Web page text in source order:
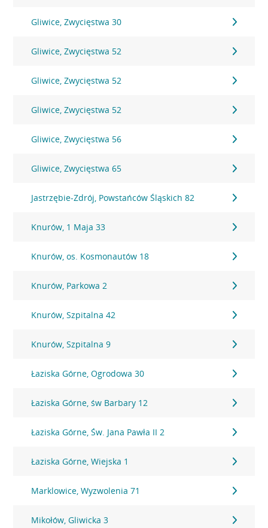
Gliwice, Zwycięstwa 30
Gliwice, Zwycięstwa 52
Gliwice, Zwycięstwa 52
Gliwice, Zwycięstwa 52
Gliwice, Zwycięstwa 56
Gliwice, Zwycięstwa 65
Jastrzębie-Zdrój, Powstańców Śląskich 82
Knurów, 1 Maja 33
Knurów, os. Kosmonautów 18
Knurów, Parkowa 2
Knurów, Szpitalna 42
Knurów, Szpitalna 9
Łaziska Górne, Ogrodowa 30
Łaziska Górne, św Barbary 12
Łaziska Górne, Św. Jana Pawła II 2
Łaziska Górne, Wiejska 1
Marklowice, Wyzwolenia 71
Mikołów, Gliwicka 3